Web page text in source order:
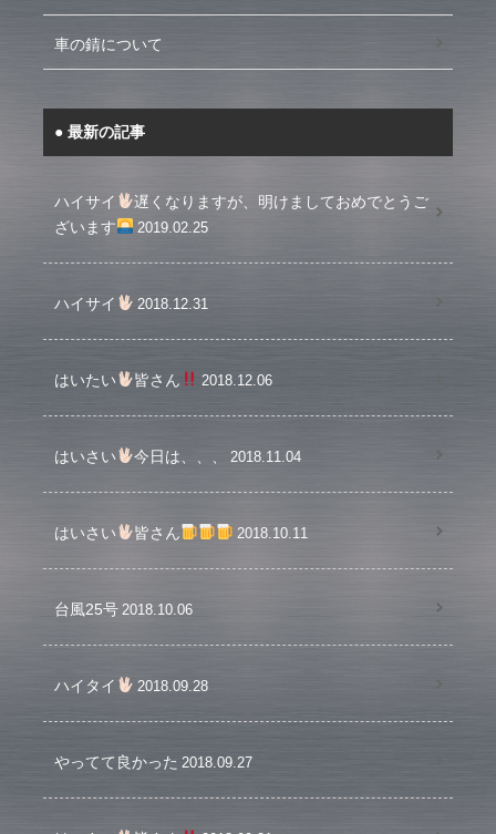
車の錆について
最新の記事
ハイサイ
遅くなりますが、明けましておめでとうご
ざいます
2019.02.25
ハイサイ 2018.12.31
はいたい 皆さん 2018.12.06
はいさい 今日は、、、 2018.11.04
はいさい 皆さん 2018.10.11
台風25号 2018.10.06
ハイタイ 2018.09.28
やってて良かった 2018.09.27